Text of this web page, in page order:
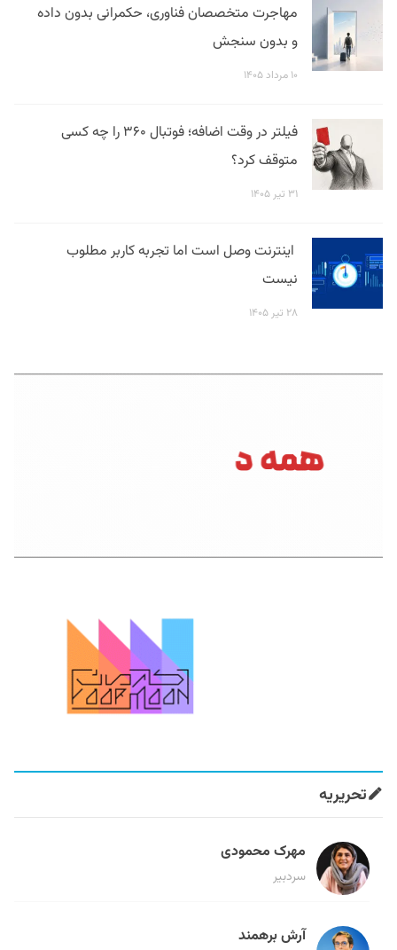
مهاجرت متخصصان فناوری، حکمرانی بدون داده
و بدون سنجش
۱۰ مرداد ۱۴۰۵
فیلتر در وقت اضافه؛ فوتبال ۳۶۰ را چه کسی
متوقف کرد؟
۳۱ تیر ۱۴۰۵
اینترنت وصل است اما تجربه کاربر مطلوب
نیست
۲۸ تیر ۱۴۰۵
تحریریه
مهرک محمودی
سردبیر
آرش برهمند